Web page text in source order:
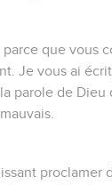
que vous
Je vous ai
parole de Dieu
proclamer